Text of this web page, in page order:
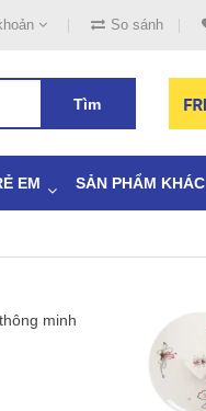
So sánh
Tìm
EM SẢN PHẨM KHÁC
minh